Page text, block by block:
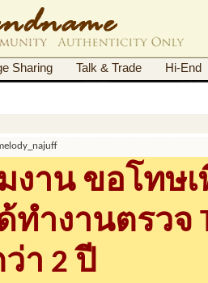
Sharing Talk & Trade Hi-End
งาน ขอโทษ
ทำงานตรวจ
า 2 ปี